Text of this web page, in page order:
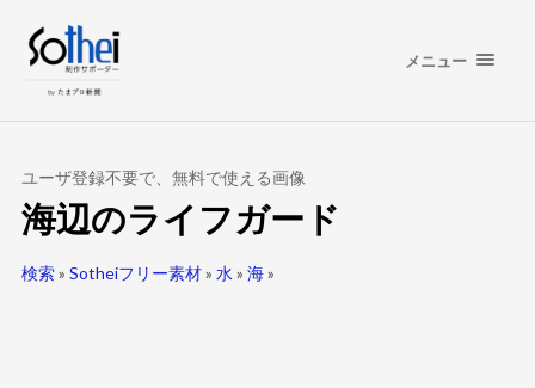
メニュー
ユーザ登録不要で、無料で使える画像
海辺のライフガード
検索» Sotheiフリー素材» 水 » 海»